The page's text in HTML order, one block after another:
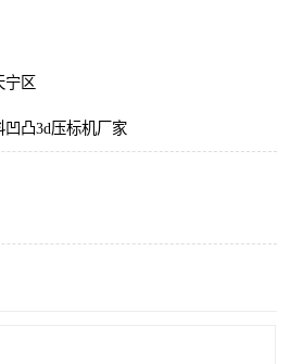
宁区
凹凸3d压标机厂家